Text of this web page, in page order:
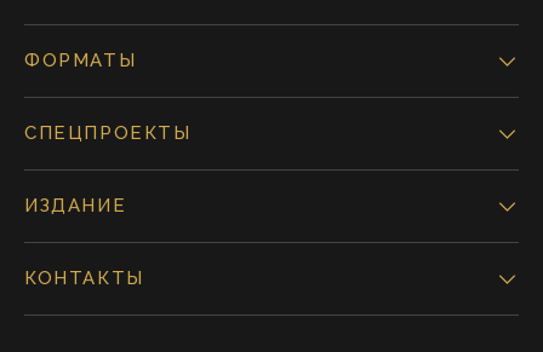
ФОРМАТЫ
СПЕЦПРОЕКТЫ
ИЗДАНИЕ
КОНТАКТЫ